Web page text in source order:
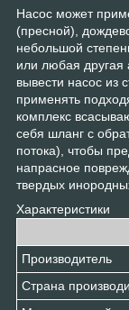
Насос может
(пресной),
небольшой
или любая другая
вывести насос из
применять
комплекс
себя шланг с
потока), чтобы
напрасное
твердых
Характеристики
Производитель
Страна